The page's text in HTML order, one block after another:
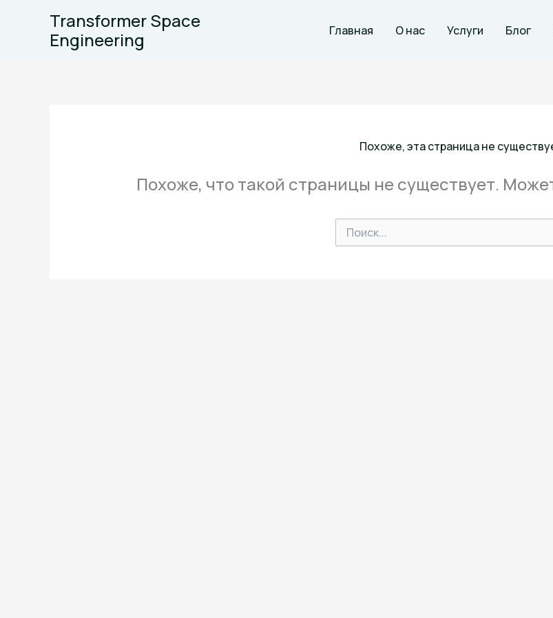
содержимому
Transformer Space
Engineering
Главная О нас Услуги Блог
Похоже, эта страница не
Похоже, что такой страницы не существует.